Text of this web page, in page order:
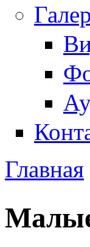
Вы здесь
Главная